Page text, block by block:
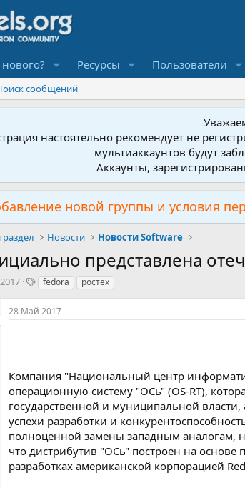
Ресурсы Пользователи
сообщений
настоятельно рекомендует не
мультиаккаунтов будут
Аккаунты,
новой группы и условия
Новости Новости Software
представлена
Т
г
и
fedora ростех
28 Май 2017
Компания "Национальный центр
операционную систему "ОСь" (OS-RT),
государственной и муниципальной
успехи разработки и
полноценной замены западным аналогам,
что дистрибутив "ОСь" построен на
разработках американской корпорацией